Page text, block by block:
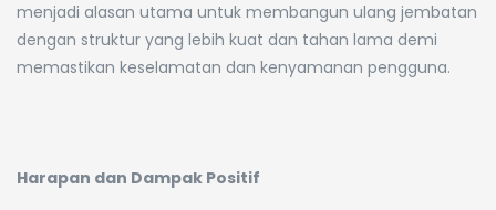
menjadi alasan utama untuk membangun ulang jembatan
dengan struktur yang lebih kuat dan tahan lama demi
memastikan keselamatan dan kenyamanan pengguna.
Harapan dan Dampak Positif